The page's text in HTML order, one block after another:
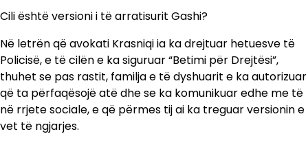
Cili është versioni i të arratisurit Gashi?
Në letrën që avokati Krasniqi ia ka drejtuar hetuesve të
Policisë, e të cilën e ka siguruar “Betimi për Drejtësi”,
thuhet se pas rastit, familja e të dyshuarit e ka autorizuar
që ta përfaqësojë atë dhe se ka komunikuar edhe me të
në rrjete sociale, e që përmes tij ai ka treguar versionin e
vet të ngjarjes.